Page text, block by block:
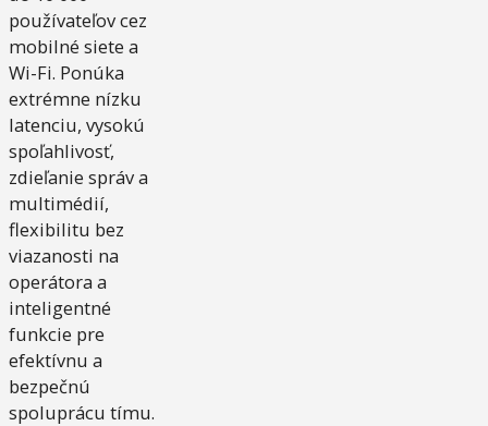
používateľov cez
mobilné siete a
Wi-Fi. Ponúka
extrémne nízku
latenciu, vysokú
spoľahlivosť,
zdieľanie správ a
multimédií,
flexibilitu bez
viazanosti na
operátora a
inteligentné
funkcie pre
efektívnu a
bezpečnú
spoluprácu tímu.